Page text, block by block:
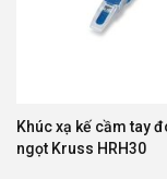
Khúc xạ kế cầm tay
ngọt Kruss HRH30